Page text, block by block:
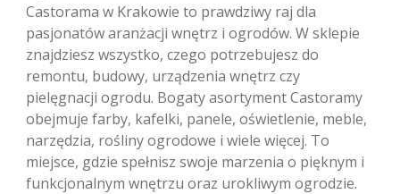
Castorama w Krakowie to prawdziwy raj dla
pasjonatów aranżacji wnętrz i ogrodów. W sklepie
znajdziesz wszystko, czego potrzebujesz do
remontu, budowy, urządzenia wnętrz czy
pielęgnacji ogrodu. Bogaty asortyment Castoramy
obejmuje farby, kafelki, panele, oświetlenie, meble,
narzędzia, rośliny ogrodowe i wiele więcej. To
miejsce, gdzie spełnisz swoje marzenia o pięknym i
funkcjonalnym wnętrzu oraz urokliwym ogrodzie.